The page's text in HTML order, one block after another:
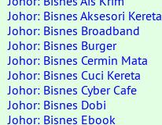
Johor: Bisnes Aksesori Kereta
Johor: Bisnes Broadband
Johor: Bisnes Burger
Johor: Bisnes Cermin Mata
Johor: Bisnes Cuci Kereta
Johor: Bisnes Cyber Cafe
Johor: Bisnes Dobi
Johor: Bisnes Ebook